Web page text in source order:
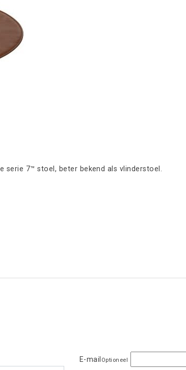
7™ stoel, beter bekend als vlinderstoel.
E-mail Optioneel